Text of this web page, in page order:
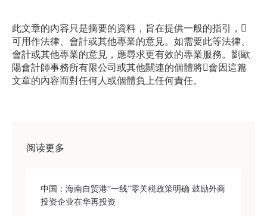
此文章的內容只是摘要的資料，旨在提供一般的指引，
可用作法律、會計或其他專業的意見。如需要此等法律、
會計或其他專業的意見，應尋求更有效的專業服務。劉歐
陽會計師事務所有限公司或其他關連的個體將會因這篇
文章的內容而對任何人或個體負上任何責任。
阅读更多
中国：海南自贸港“一线”零关税政策明确 鼓励外商
投资企业在华再投资